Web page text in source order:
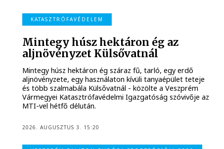
KATASZTRÓFAVÉDELEM
Mintegy húsz hektáron ég az
aljnövényzet Külsővatnál
Mintegy húsz hektáron ég száraz fű, tarló, egy erdő
aljnövényzete, egy használaton kívüli tanyaépület teteje
és több szalmabála Külsővatnál - közölte a Veszprém
Vármegyei Katasztrófavédelmi Igazgatóság szóvivője az
MTI-vel hétfő délután.
2026. AUGUSZTUS 3. 15:20